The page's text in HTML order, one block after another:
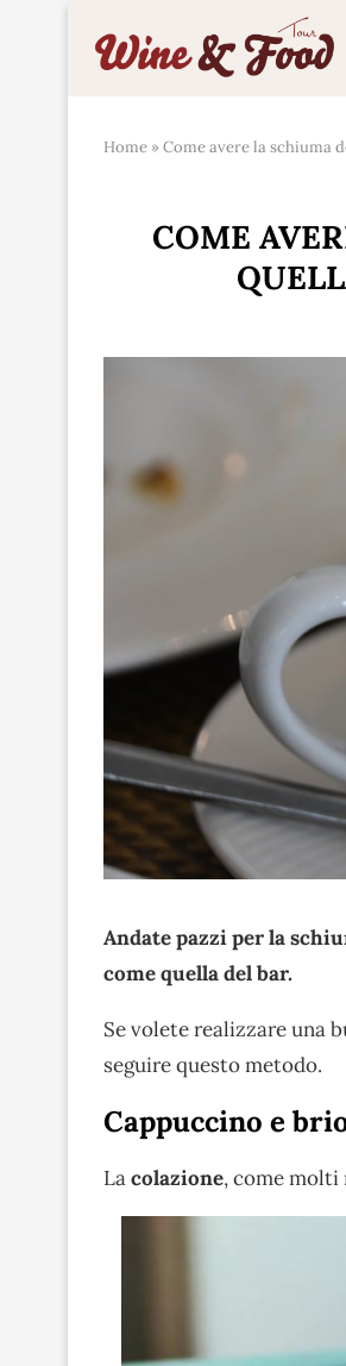
Home »Come avere la schiuma
COME
Andate pazzi per la
come quella del bar.
Se volete realizzare una
seguire questo metodo.
Cappuccino e
Lacolazione, come